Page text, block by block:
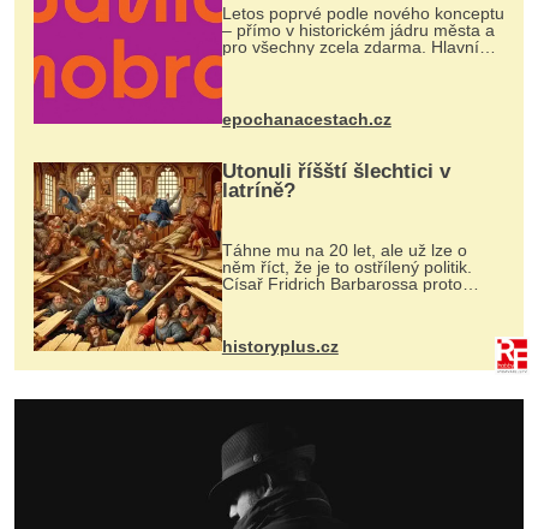
Letos poprvé podle nového konceptu
– přímo v historickém jádru města a
pro všechny zcela zdarma. Hlavní
program se odehraje na Karlově a
mohou těšit na víno, burčák, pes...
epochanacestach.cz
Utonuli říšští šlechtici v
latríně?
Táhne mu na 20 let, ale už lze o
něm říct, že je to ostřílený politik.
Císař Fridrich Barbarossa proto
posílá svého syna a dědice Jindřicha
VI. do Erfurtu, aby se stal
prostředníkem při řešení sporu m...
historyplus.cz